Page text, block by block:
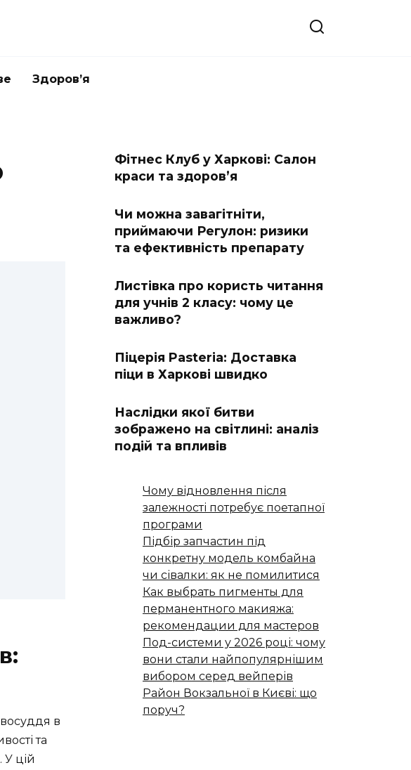
Здоров’я
в
та
У цій
Фітнес Клуб у Харкові: Салон
краси та здоров’я
Чи можна завагітніти,
приймаючи Регулон: ризики
та ефективність препарату
Листівка про користь читання
для учнів 2 класу: чому це
важливо?
Піцерія Pasteria: Доставка
піци в Харкові швидко
Наслідки якої битви
зображено на світлині: аналіз
подій та впливів
Чому відновлення після
залежності потребує поетапної
програми
Підбір запчастин під
конкретну модель комбайна
чи сівалки: як не помилитися
Как выбрать пигменты для
перманентного макияжа:
рекомендации для мастеров
Под-системи у 2026 році: чому
вони стали найпопулярнішим
вибором серед вейперів
Район Вокзальної в Києві: що
поруч?